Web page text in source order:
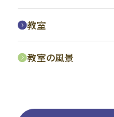
教室
教室の風景